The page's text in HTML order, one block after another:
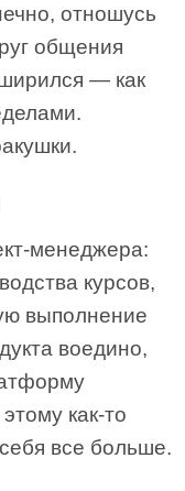
отношусь
общения
— как
менеджера:
курсов,
выполнение
воедино,
как-то
все больше.